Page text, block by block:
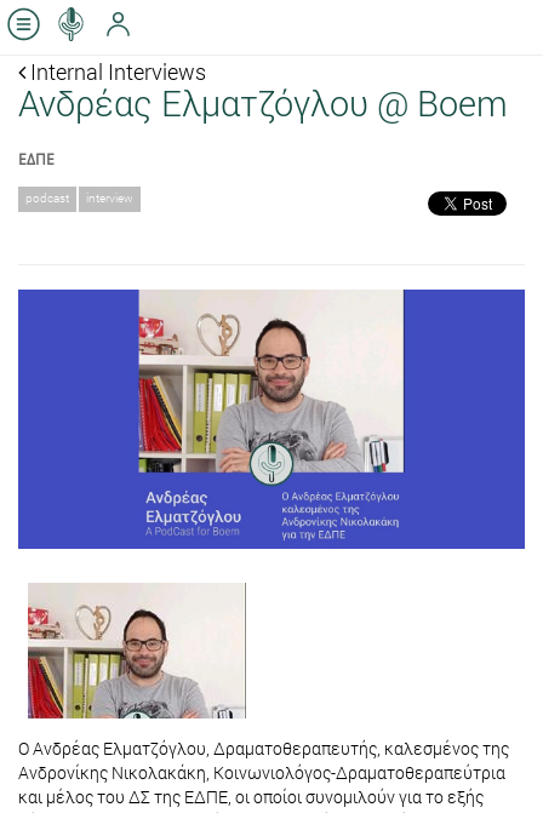
Internal Interviews
Ανδρέας Ελματζόγλου @ Boem
ΕΔΠΕ
podcast interview
Ο Ανδρέας Ελματζόγλου, Δραματοθεραπευτής, καλεσμένος της
Ανδρονίκης Νικολακάκη, Κοινωνιολόγος-Δραματοθεραπεύτρια
και μέλος του ΔΣ της ΕΔΠΕ, οι οποίοι συνομιλούν για το εξής